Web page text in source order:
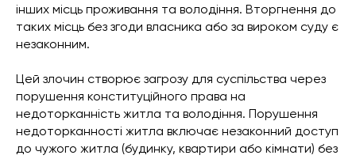
інших місць проживання та володіння. Вторгнення до
таких місць без згоди власника або за вироком суду є
незаконним.
Цей злочин створює загрозу для суспільства через
порушення конституційного права на
недоторканність житла та володіння. Порушення
недоторканності житла включає незаконний доступ
до чужого житла (будинку, квартири або кімнати) без